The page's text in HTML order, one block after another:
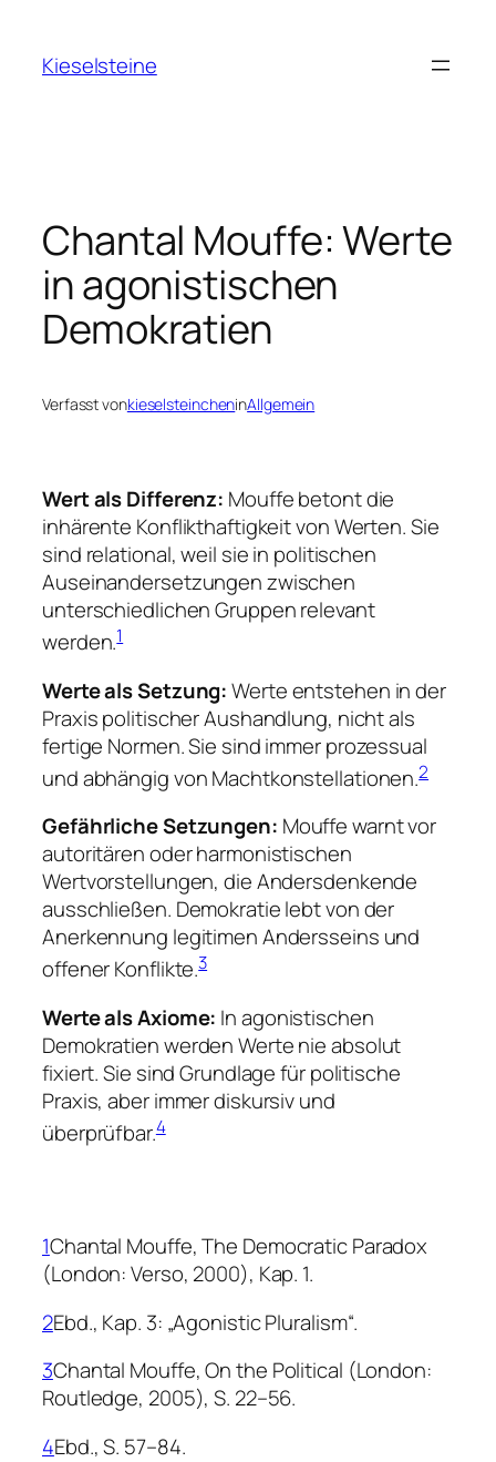
springen
Kieselsteine
Chantal Mouffe: Werte
in agonistischen
Demokratien
Verfasst vonkieselsteincheninAllgemein
Wert als Differenz: Mouffe betont die
inhärente Konflikthaftigkeit von Werten. Sie
sind relational, weil sie in politischen
Auseinandersetzungen zwischen
unterschiedlichen Gruppen relevant
werden.1
Werte als Setzung:Werte entstehen in der
Praxis politischer Aushandlung, nicht als
fertige Normen. Sie sind immer prozessual
und abhängig von Machtkonstellationen.2
Gefährliche Setzungen: Mouffe warnt vor
autoritären oder harmonistischen
Wertvorstellungen, die Andersdenkende
ausschließen. Demokratie lebt von der
Anerkennung legitimen Andersseins und
offener Konflikte.3
Werte als Axiome: In agonistischen
Demokratien werden Werte nie absolut
fixiert. Sie sind Grundlage für politische
Praxis, aber immer diskursiv und
überprüfbar.4
1Chantal Mouffe,The Democratic Paradox
(London: Verso, 2000), Kap. 1.
2Ebd., Kap. 3: „Agonistic Pluralism“.
3Chantal Mouffe,On the Political (London:
Routledge, 2005), S. 22–56.
4Ebd., S. 57–84.